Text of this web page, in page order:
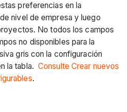
preferencias en la
nivel de empresa y luego
No todos los campos
no disponibles para la
gris con la configuración
la tabla.Consulte Crear nuevos
.